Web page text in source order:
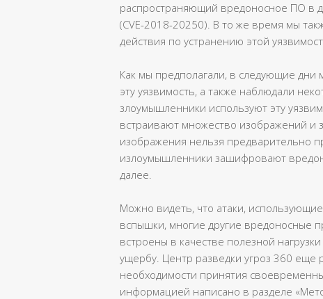
распространяющий вредоносное ПО в
(CVE-2018-20250). В то же время мы
действия по устранению этой
Как мы предполагали, в следующие дни
эту уязвимость, а также наблюдали
злоумышленники используют эту
встраивают множество изображений и
изображения нельзя предварительно
излоумышленники зашифровают
далее.
Можно видеть, что атаки, использующие
вспышки, многие другие вредоносные
встроены в качестве полезной
ущербу. Центр разведки угроз 360 еще
необходимости принятия
информацией написано в разделе